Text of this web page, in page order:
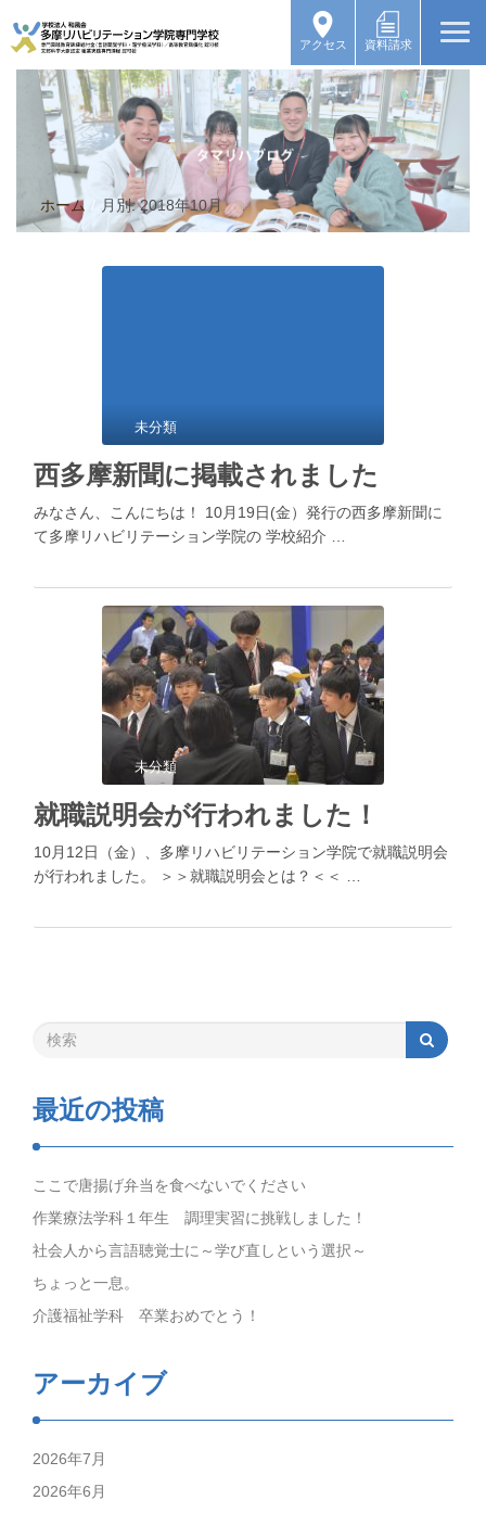
アクセス 資料請求
ホーム / 月別: 2018年10月
未分類
西多摩新聞に掲載されました
みなさん、こんにちは！ 10月19日(金）発行の西多摩新聞に
て多摩リハビリテーション学院の 学校紹介 …
未分類
就職説明会が行われました！
10月12日（金）、多摩リハビリテーション学院で就職説明会
が行われました。 ＞＞就職説明会とは？＜＜ …
最近の投稿
ここで唐揚げ弁当を食べないでください
作業療法学科１年生 調理実習に挑戦しました！
社会人から言語聴覚士に～学び直しという選択～
ちょっと一息。
介護福祉学科 卒業おめでとう！
アーカイブ
2026年7月
2026年6月